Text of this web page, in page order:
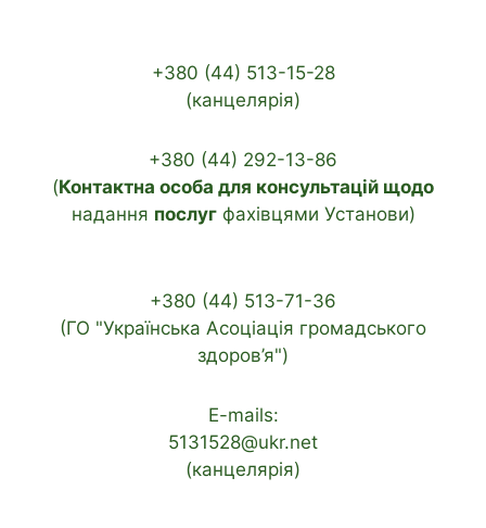
+380 (44) 513-15-28
(канцелярія)
+380 (44) 292-13-86
(Контактна особа для консультацій щодо
надання послугфахівцями Установи)
+380 (44) 513-71-36
(ГО "Українська Асоціація громадського
здоров’я")
E-mails:
5131528@ukr.net
(канцелярія)